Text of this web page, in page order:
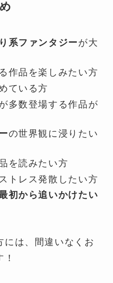
系ファンタジーが大
作品を楽しみたい方
ている方
多数登場する作品が
の世界観に浸りたい
を読みたい方
トレス発散したい方
初から追いかけたい
には、間違いなくお